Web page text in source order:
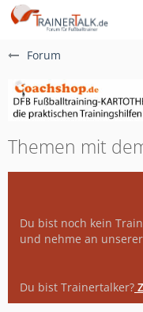
Forum
Themen mit
Du bist noch kein
und nehme an
Du bist Trainertalker?